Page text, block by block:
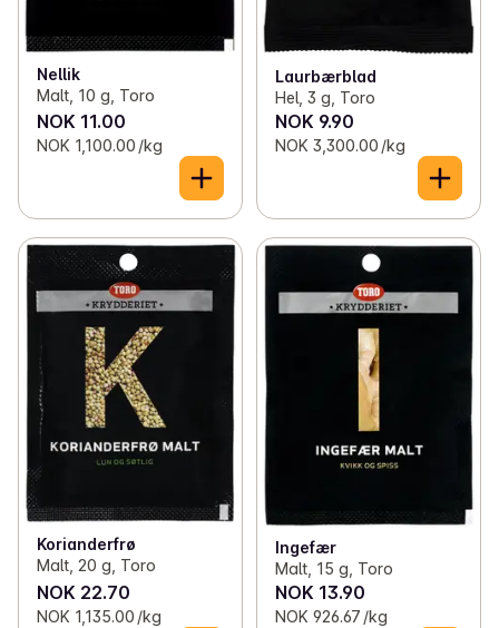
Nellik
Malt, 10 g, Toro
NOK 11.00
NOK 1,100.00 /kg
Laurbærblad
Hel, 3 g, Toro
NOK 9.90
NOK 3,300.00 /kg
Korianderfrø
Malt, 20 g, Toro
NOK 22.70
NOK 1,135.00 /kg
Ingefær
Malt, 15 g, Toro
NOK 13.90
NOK 926.67 /kg